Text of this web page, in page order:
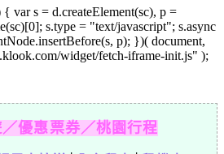
var s = d.createElement(sc), p =
s.type = "text/javascript"; s.async
p); })( document,
widget/fetch-iframe-init.js" );
優惠票券／桃園行程